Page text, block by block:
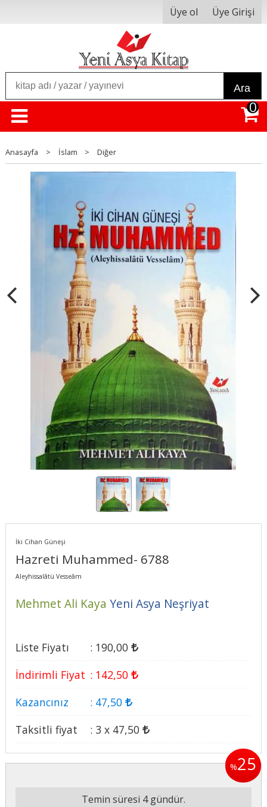
Üye ol Üye Girişi
Ara
0
Anasayfa > İslam > Diğer
İki Cihan Güneşi
Hazreti Muhammed- 6788
Aleyhissalâtü Vesseâm
Mehmet Ali Kaya Yeni Asya Neşriyat
Liste Fiyatı : 190,00
İndirimli Fiyat : 142,50
Kazancınız
: 47,50
Taksitli fiyat
: 3 x 47,50
%25
Temin süresi 4 gündür.